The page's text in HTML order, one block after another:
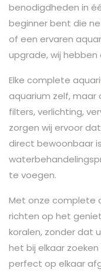
benodigdheden in
beginner bent die
of een ervaren
upgrade, wij
Elke complete
aquarium zelf, maar
filters, verlichting,
zorgen wij ervoor
direct bewoonbaar
te voegen.
Met onze complete
richten op het
koralen, zonder dat
het bij elkaar
perfect op elkaar